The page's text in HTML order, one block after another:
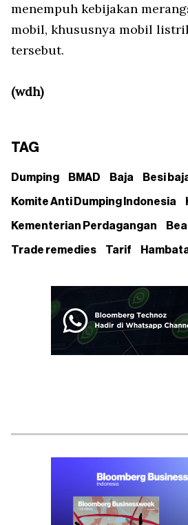
menempuh kebijakan
mobil, khususnya mobil
tersebut.
(wdh)
TAG
Dumping BMAD Baja Besi
Komite Anti Dumping Indonesia
Kementerian Perdagangan
Trade remedies Tarif